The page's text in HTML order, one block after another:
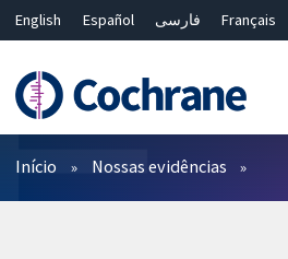
English Español فارسی
Français
Bahasa Malaysia
ไทย 繁體中文
Filtros
Início Nossas evidências